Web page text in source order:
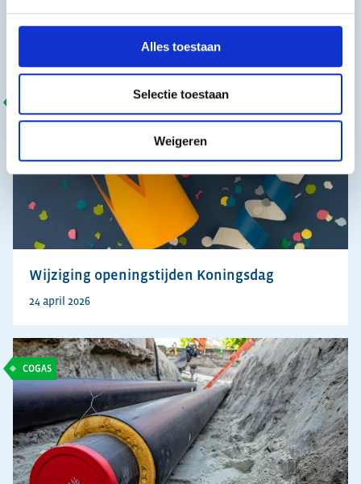
Alles toestaan
Selectie toestaan
Weigeren
duurzame energienetwerk van de toekomst
Wijziging openingstijden Koningsdag
24 april 2026
COGAS